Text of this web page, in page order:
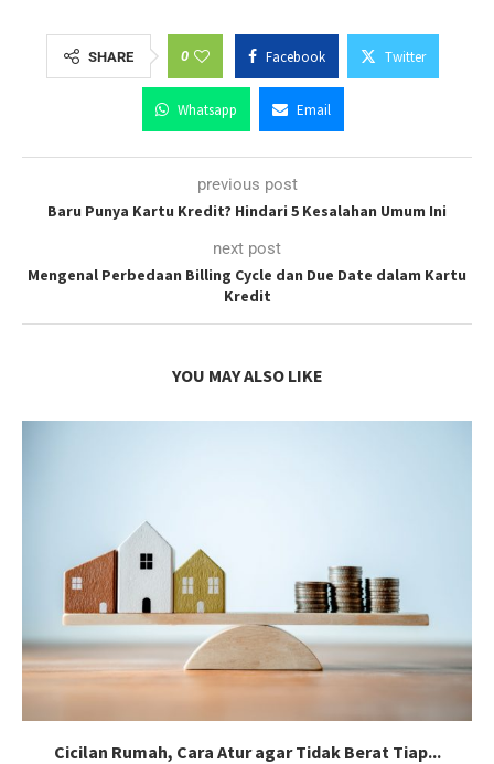
SHARE 0 Facebook Twitter
Whatsapp Email
previous post
Baru Punya Kartu Kredit? Hindari 5 Kesalahan Umum Ini
next post
Mengenal Perbedaan Billing Cycle dan Due Date dalam Kartu
Kredit
YOU MAY ALSO LIKE
Cicilan Rumah, Cara Atur agar Tidak Berat Tiap...